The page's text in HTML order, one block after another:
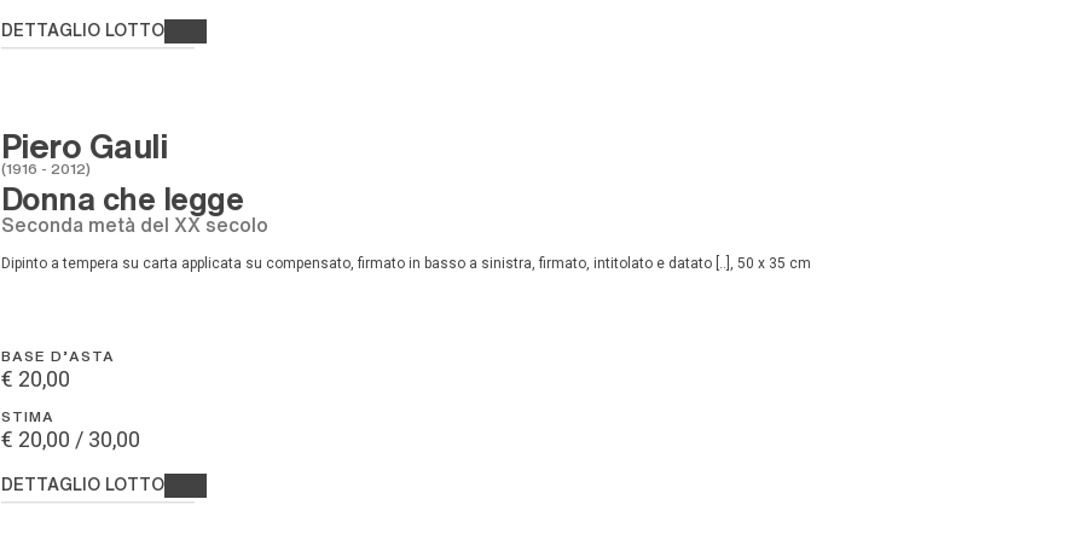
DETTAGLIO LOTTO
Piero Gauli
(1916 - 2012)
Donna che legge
seconda metà del XX secolo
dipinto a tempera su carta applicata su compensato, firmato in basso a sinistra, firmato, intitolato e datato [..], 50 x 35 cm
BASE D'ASTA
€ 20,00
STIMA
€ 20,00 / 30,00
DETTAGLIO LOTTO